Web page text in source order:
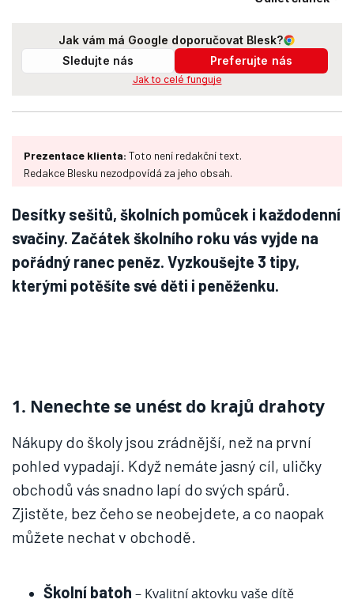
Jak vám má Google doporučovat Blesk?
Sledujte nás
Preferujte nás
Jak to celé funguje
Prezentace klienta: Toto není redakční text.
Redakce Blesku nezodpovídá za jeho obsah.
Desítky sešitů, školních pomůcek i každodenní
svačiny. Začátek školního roku vás vyjde na
pořádný ranec peněz. Vyzkoušejte 3 tipy,
kterými potěšíte své děti i peněženku.
1. Nenechte se unést do krajů drahoty
Nákupy do školy jsou zrádnější, než na první
pohled vypadají. Když nemáte jasný cíl, uličky
obchodů vás snadno lapí do svých spárů.
Zjistěte, bez čeho se neobejdete, a co naopak
můžete nechat v obchodě.
Školní batoh – Kvalitní aktovku vaše dítě